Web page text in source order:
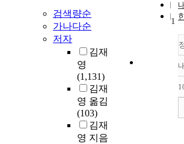
검색량순
가나다순
저자
김재
영
(1,131)
김재
영 옮김
(103)
김재
영 지음
1